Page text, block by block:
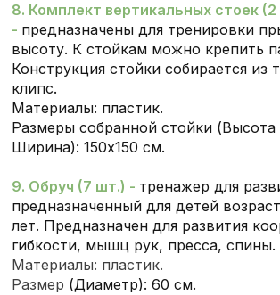
8. Комплект вертикальных стоек
- предназначеныдля тренировки
высоту. К стойкам можно крепить
Конструкция стойки собирается из
клипс.
Материалы: пластик.
Размеры собранной стойки (Высота
Ширина): 150х150 см.
9. Обруч (7 шт.) - тренажер для
предназначенный для детей
лет. Предназначен для развития
гибкости, мышц рук, пресса, спины.
Материалы: пластик.
Размер (Диаметр): 60 см.